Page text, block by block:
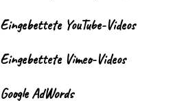
Eingebettete YouTube-Videos
Eingebettete Vimeo-Videos
Google AdWords